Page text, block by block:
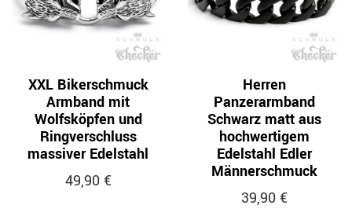
XXL Bikerschmuck
Armband mit
Wolfsköpfen und
Ringverschluss
massiver Edelstahl
49,90 €
Herren
Panzerarmband
Schwarz matt aus
hochwertigem
Edelstahl Edler
Männerschmuck
39,90 €